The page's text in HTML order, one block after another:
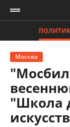
Москва
"Школа